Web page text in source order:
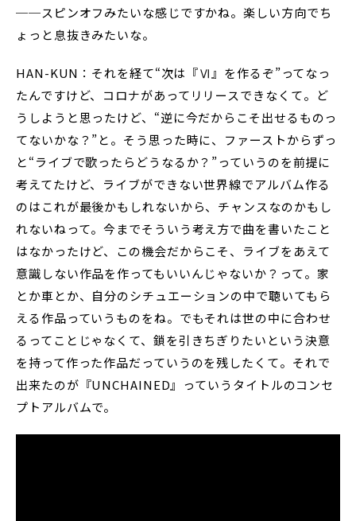
──スピンオフみたいな感じですかね。楽しい方向でち
ょっと息抜きみたいな。
HAN-KUN：それを経て“次は『Ⅵ』を作るぞ”ってなっ
たんですけど、コロナがあってリリースできなくて。ど
うしようと思ったけど、“逆に今だからこそ出せるものっ
てないかな？”と。そう思った時に、ファーストからずっ
と“ライブで歌ったらどうなるか？”っていうのを前提に
考えてたけど、ライブができない世界線でアルバム作る
のはこれが最後かもしれないから、チャンスなのかもし
れないねって。今までそういう考え方で曲を書いたこと
はなかったけど、この機会だからこそ、ライブをあえて
意識しない作品を作ってもいいんじゃないか？って。家
とか車とか、自分のシチュエーションの中で聴いてもら
える作品っていうものをね。でもそれは世の中に合わせ
るってことじゃなくて、鎖を引きちぎりたいという決意
を持って作った作品だっていうのを残したくて。それで
出来たのが『UNCHAINED』っていうタイトルのコンセ
プトアルバムで。